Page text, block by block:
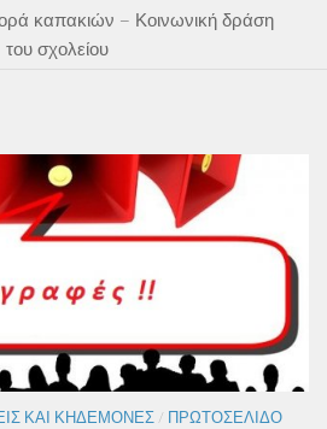
καπακιών – Κοινωνική δράση
του σχολείου
ΚΑΙ ΚΗΔΕΜΌΝΕΣ / ΠΡΩΤΟΣΈΛΙΔΟ